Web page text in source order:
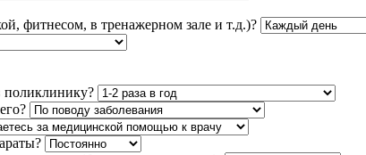
фитнесом, в тренажерном зале и т.д.)?
поликлинику?